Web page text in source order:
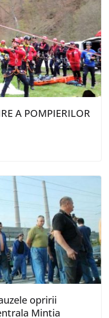
A POMPIERILOR
opririi
Mintia